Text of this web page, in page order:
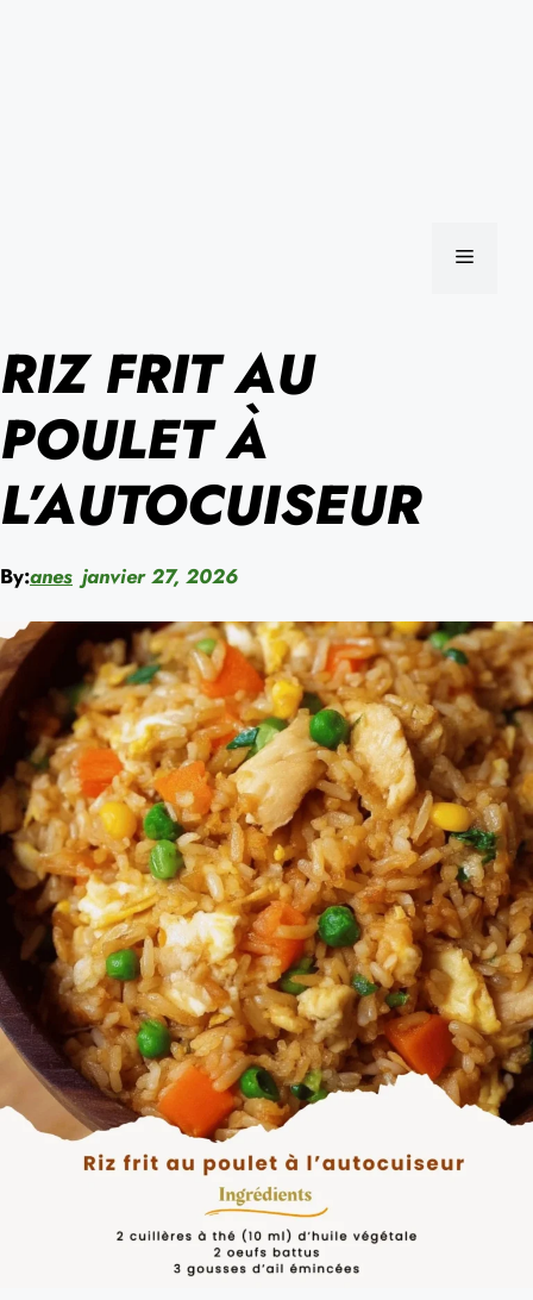
MENU
RIZ FRIT AU
POULET À
L’AUTOCUISEUR
By:anes janvier 27, 2026